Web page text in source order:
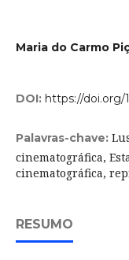
Maria do Carmo
DOI: https://doi.org/
Palavras-chave:
cinematográfica,
cinematográfica,
RESUMO